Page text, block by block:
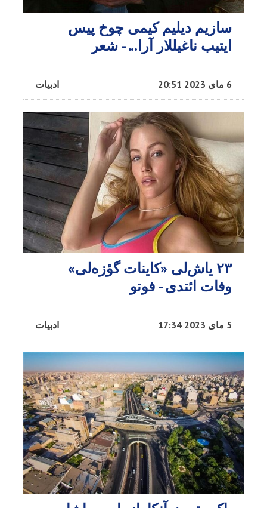
سازیم دیلیم کیمی چوخ پیس
ایتیب ناغیللار آرا... - شعر
ادبیات 6 مای 2023 20:51
۲۳ یاش‌لی «کاینات گؤزه‌لی»
وفات ائتدی - فوتو
ادبیات 5 مای 2023 17:34